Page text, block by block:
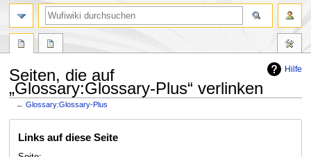
Hilfe
Seiten, die auf
„Glossary:Glossary-Plus“ verlinken
←Glossary:Glossary-Plus
Navigation
Suche
Links auf diese Seite
Suche